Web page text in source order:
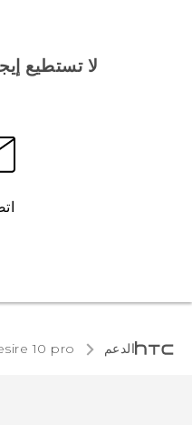
لا تستطيع
الدعم 10 pro‎